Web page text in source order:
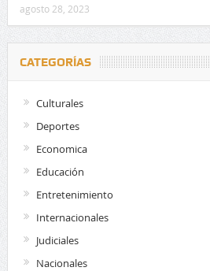
agosto 28, 2023
CATEGORÍAS
Culturales
Deportes
Economica
Educación
Entretenimiento
Internacionales
Judiciales
Nacionales